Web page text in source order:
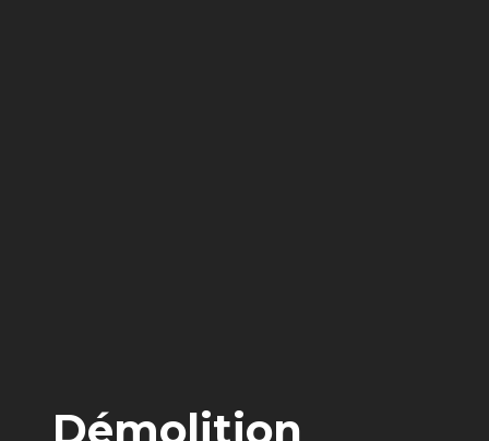
Démolition